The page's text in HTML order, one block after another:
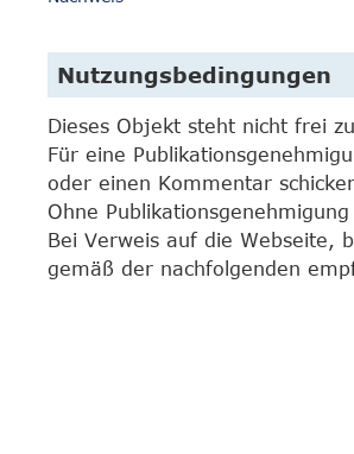
Nutzungsbedingungen
Dieses Objekt steht nicht frei
Für eine
oder einen Kommentar
Ohne
Bei Verweis auf die Webseite,
gemäß der nachfolgenden